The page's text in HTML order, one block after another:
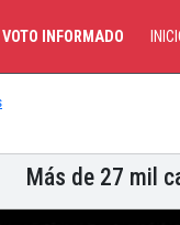
VOTO INFORMADO
Más de 27 mil